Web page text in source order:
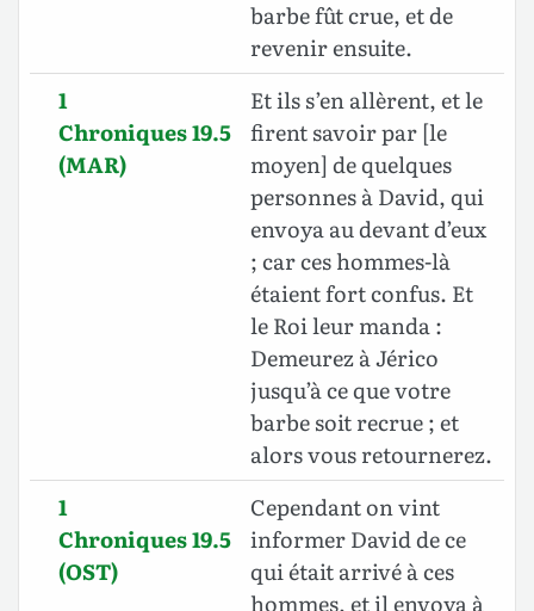
barbe fût crue, et de
revenir ensuite.
1
Chroniques 19.5
(MAR)
Et ils s’en allèrent, et le
firent savoir par [le
moyen] de quelques
personnes à David, qui
envoya au devant d’eux
; car ces hommes-là
étaient fort confus. Et
le Roi leur manda :
Demeurez à Jérico
jusqu’à ce que votre
barbe soit recrue ; et
alors vous retournerez.
1
Chroniques 19.5
(OST)
Cependant on vint
informer David de ce
qui était arrivé à ces
hommes, et il envoya à